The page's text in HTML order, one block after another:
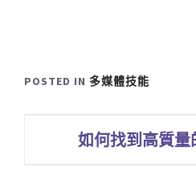
POSTED IN 多媒體技能
如何找到高質